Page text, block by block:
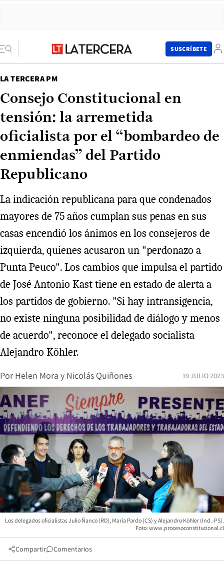
SUSCRÍBETE
LA TERCERA PM
Consejo Constitucional en
tensión: la arremetida
oficialista por el “bombardeo de
enmiendas” del Partido
Republicano
La indicación republicana para que condenados
mayores de 75 años cumplan sus penas en sus
casas encendió los ánimos en los consejeros de
izquierda, quienes acusaron un "perdonazo a
Punta Peuco". Los cambios que impulsa el partido
de José Antonio Kast tiene en estado de alerta a
los partidos de gobierno. "Si hay intransigencia,
no existe ninguna posibilidad de diálogo y menos
de acuerdo", reconoce el delegado socialista
Alejandro Köhler.
Por Helen Mora y Nicolás Quiñones 19 JULIO 2023
Los delegados oficialistas Julio Ñanco (RD), María Pardo (CS) y Alejandro Köhler (Ind.-PS).
Foto: www.procesoconstitucional.cl
Compartir Comentarios